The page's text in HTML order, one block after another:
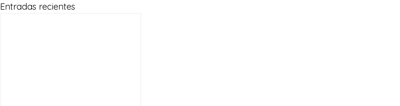
Entradas recientes